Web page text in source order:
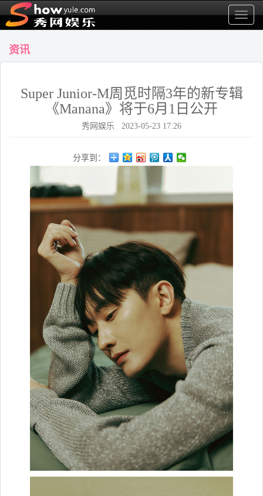
显
示
资讯
Super Junior-M周觅时隔3年的新专辑
《Manana》将于6月1日公开
秀网娱乐 2023-05-23 17:26
分享到：